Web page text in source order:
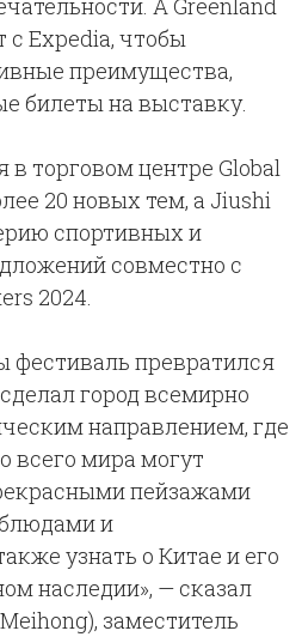
А Greenland
с Expedia, чтобы
преимущества,
билеты на выставку.
торговом центре Global
20 новых тем, а Jiushi
спортивных и
совместно с
2024.
фестиваль превратился
город всемирно
направлением, где
всего мира могут
пейзажами
и
узнать о Китае и его
наследии», — сказал
заместитель